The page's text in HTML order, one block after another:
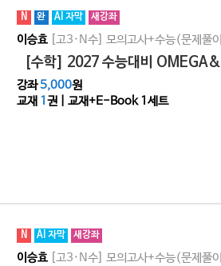
N 완 AI 자막 새강좌
이승효 [고3·N수] 모의고사+수능(문제풀
[수학] 2027 수능대비
강좌5,000원
교재 1 권 | 교재+E-Book 1세트
N AI 자막 새강좌
이승효 [고3·N수] 모의고사+수능(문제풀